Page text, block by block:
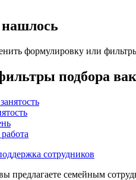
формулировку или
подбора
сотрудников
предлагаете семейным